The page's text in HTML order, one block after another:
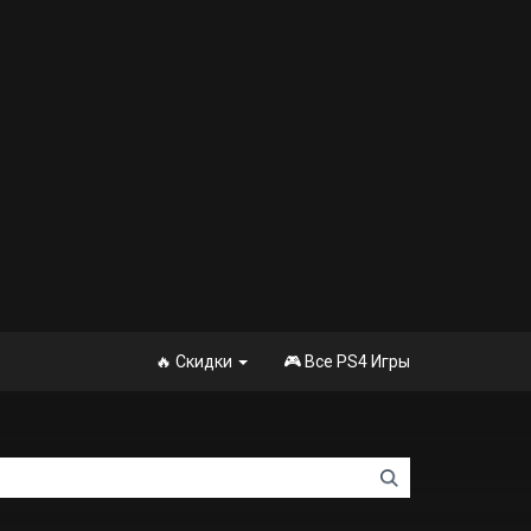
🔥 Скидки 🎮 Все PS4 Игры